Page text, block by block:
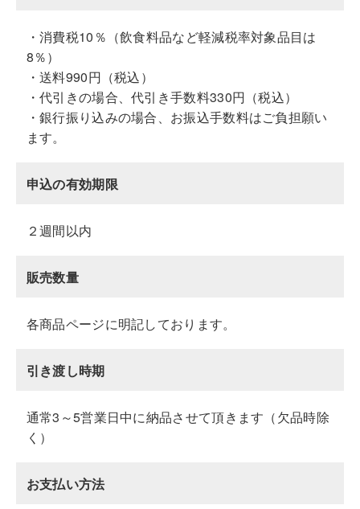
・消費税10％（飲食料品など軽減税率対象品目は
8％）
・送料990円（税込）
・代引きの場合、代引き手数料330円（税込）
・銀行振り込みの場合、お振込手数料はご負担願い
ます。
申込の有効期限
２週間以内
販売数量
各商品ページに明記しております。
引き渡し時期
通常3～5営業日中に納品させて頂きます（欠品時除
く）
お支払い方法